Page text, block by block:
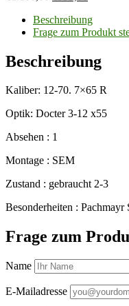
war:
€1.100,00
ist:
€999,00.
Beschreibung
Frage zum Produkt
Beschreibung
Kaliber: 12-70. 7×65 R
Optik: Docter 3-12 x55
Absehen : 1
Montage : SEM
Zustand : gebraucht 2-3
Besonderheiten : Pachmayr
Frage zum
Name
E-Mailadresse